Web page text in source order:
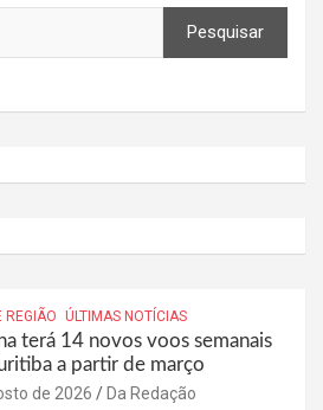
Pesquisar
REGIÃO ÚLTIMAS NOTÍCIAS
terá 14 novos voos semanais
a partir de março
de 2026 Da Redação